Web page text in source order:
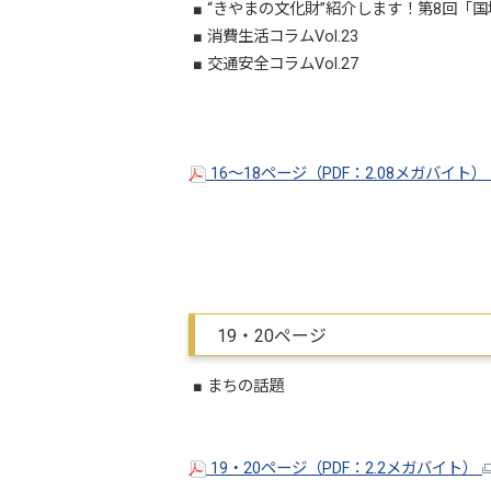
■ “きやまの文化財”紹介します！第8回「
■ 消費生活コラムVol.23
■ 交通安全コラムVol.27
16～18ページ（PDF：2.08メガバイト）
19・20ページ
■ まちの話題
19・20ページ（PDF：2.2メガバイト）